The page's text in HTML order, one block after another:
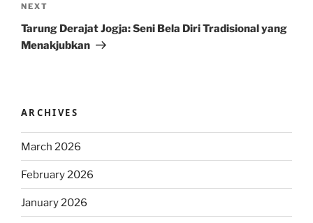
Next
Post
NEXT
Tarung Derajat Jogja: Seni Bela Diri Tradisional yang
Menakjubkan
ARCHIVES
March 2026
February 2026
January 2026